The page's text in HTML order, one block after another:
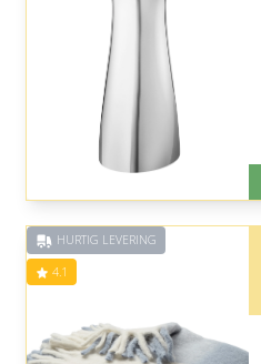
HURTIG LEVERING
4.1